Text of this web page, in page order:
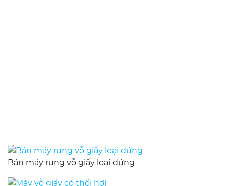
Bán máy rung vỗ giấy loại đứng